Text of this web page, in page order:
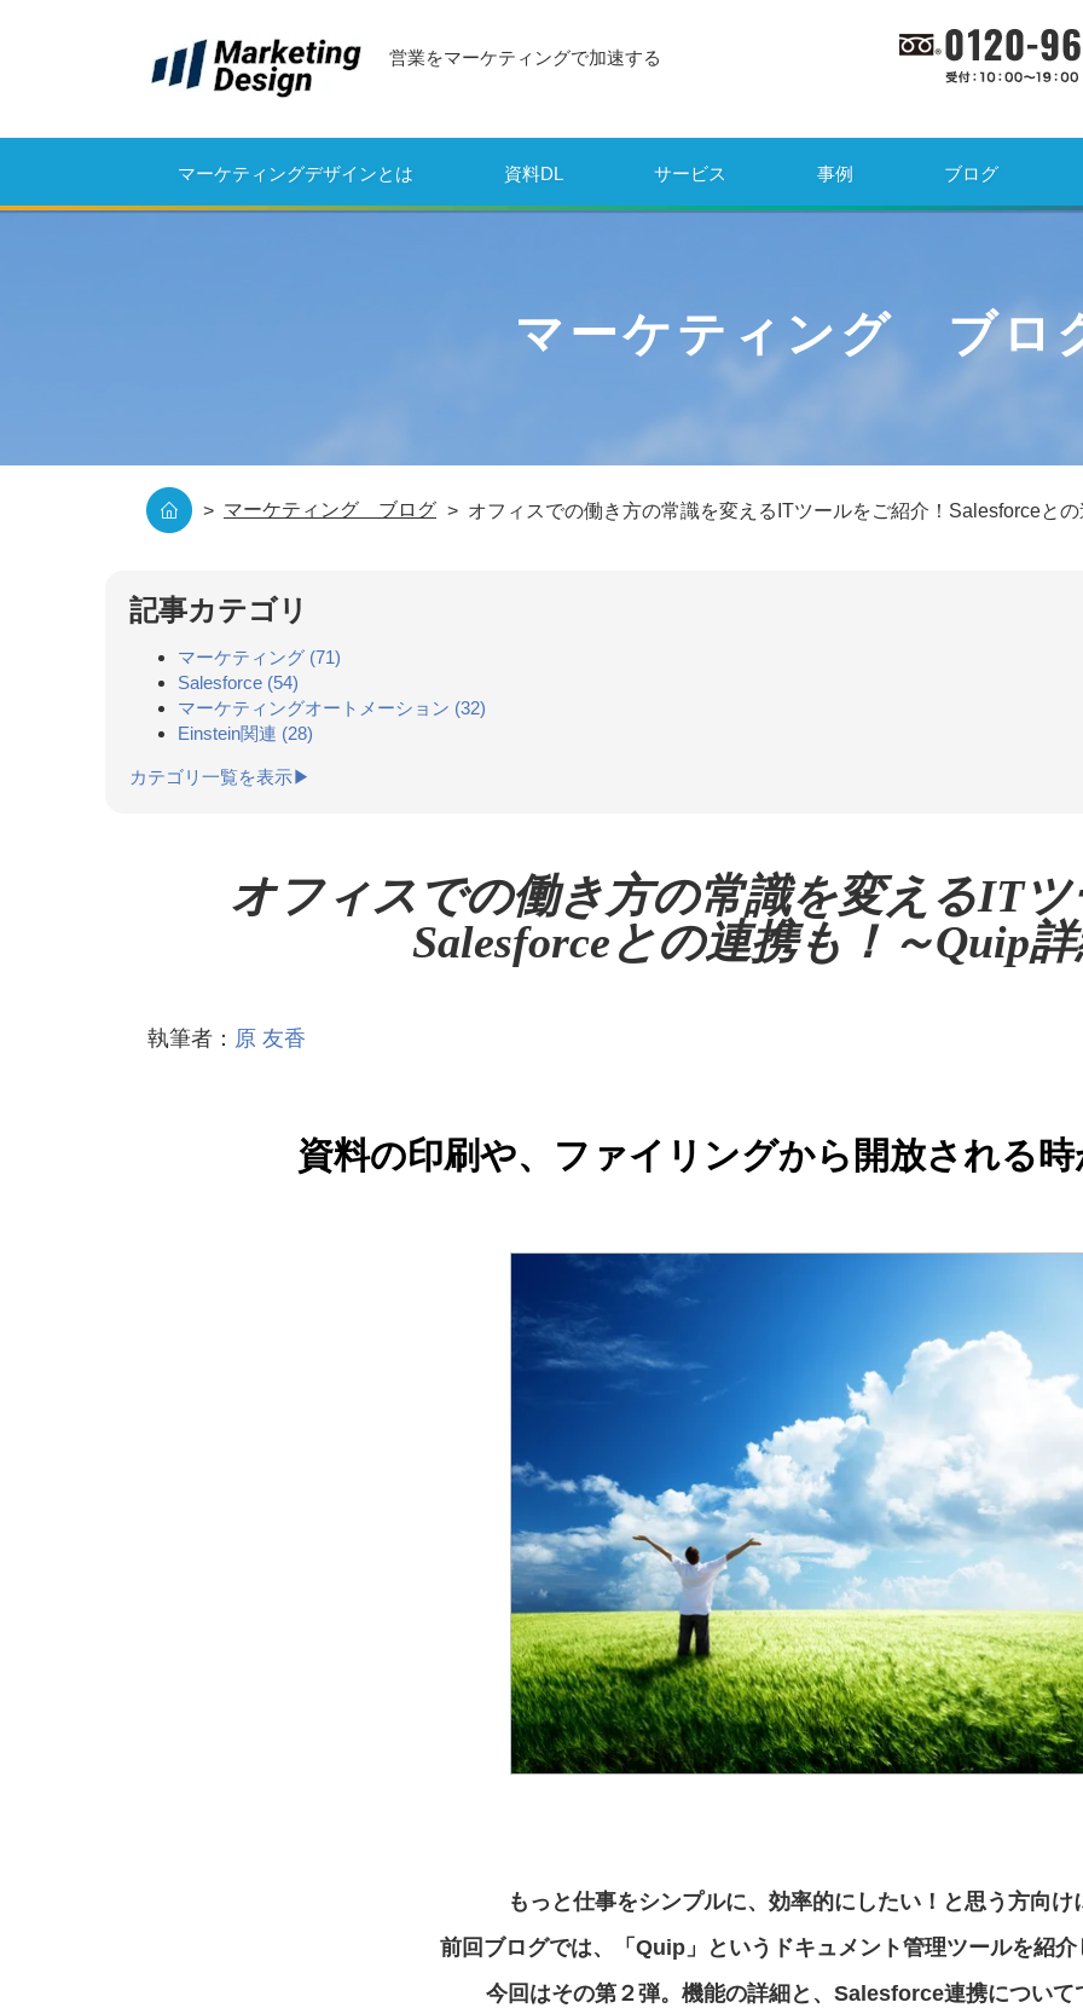
営業をマーケティングで加速する
マーケティングデザインとは 資料DL サービス 事例 ブログ
マーケティング ブロ
マーケティング ブログ オフィスでの働き方の常識を変えるITツールをご紹介！Salesforceと
記事カテゴリ
マーケティング (71)
Salesforce (54)
マーケティングオートメーション (32)
Einstein関連 (28)
カテゴリ一覧を表示▶
オフィスでの働き方の常識を変えるIT
Salesforceとの連携も！～Quip
執筆者： 原 友香
資料の印刷や、ファイリングから開放される
もっと仕事をシンプルに、効率的にしたい！ と思う方向け
前回ブログでは、
「Quip」というドキュメント管理ツールを紹
今回はその第２弾。機能の詳細と、Salesforce連携について